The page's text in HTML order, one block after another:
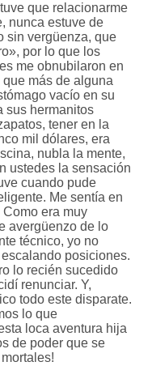
que relacionarme
nunca estuve de
sin vergüenza, que
por lo que los
me obnubilaron en
más de alguna
vacío en su
sus hermanitos
tener en la
mil dólares, era
nubla la mente,
ustedes la sensación
cuando pude
Me sentía en
Como era muy
avergüenzo de lo
técnico, yo no
posiciones.
lo recién sucedido
renunciar. Y,
todo este disparate.
lo que
loca aventura hija
de poder que se